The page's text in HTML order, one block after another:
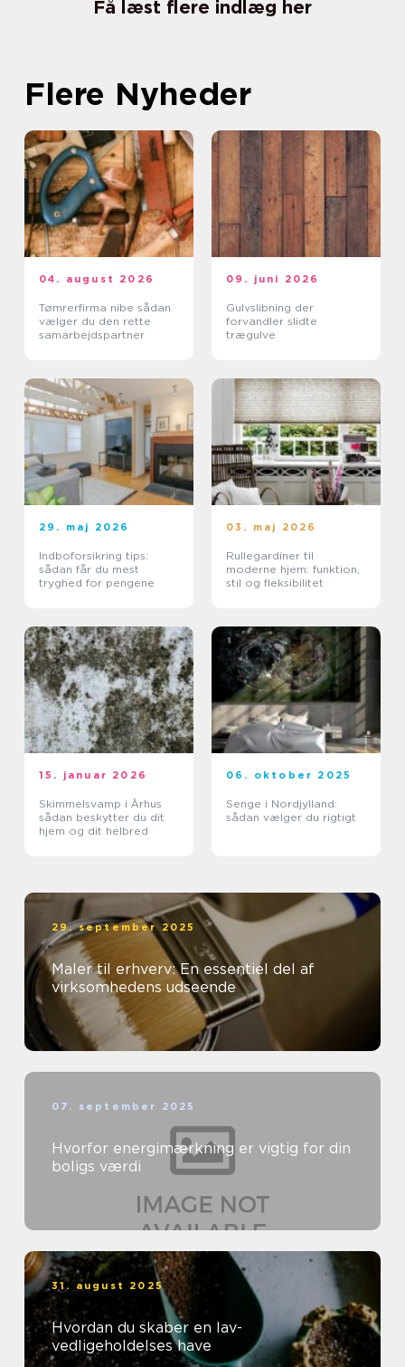
Få læst flere indlæg her
Flere Nyheder
04. august 2026
Tømrerfirma nibe sådan
vælger du den rette
samarbejdspartner
09. juni 2026
Gulvslibning der
forvandler slidte
trægulve
29. maj 2026
Indboforsikring tips:
sådan får du mest
tryghed for pengene
03. maj 2026
Rullegardiner til
moderne hjem: funktion,
stil og fleksibilitet
15. januar 2026
Skimmelsvamp i Århus
sådan beskytter du dit
hjem og dit helbred
06. oktober 2025
Senge i Nordjylland:
sådan vælger du rigtigt
29. september 2025
Maler til erhverv: En essentiel del af
virksomhedens udseende
07. september 2025
Hvorfor energimærkning er vigtig for din
boligs værdi
31. august 2025
Hvordan du skaber en lav-
vedligeholdelses have